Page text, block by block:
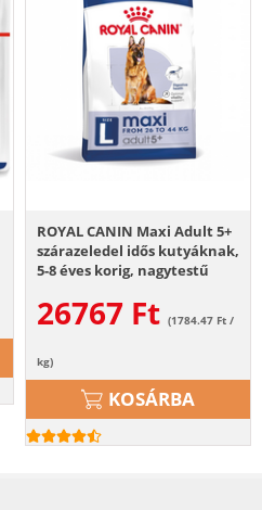
ROYAL CANIN Maxi Adult 5+
szárazeledel idős kutyáknak,
5-8 éves korig, nagytestű
26767 Ft (1784.47 Ft /
kg)
KOSÁRBA